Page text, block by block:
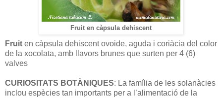
Fruit en càpsula dehiscent
Fruit en càpsula dehiscent ovoide, aguda i coriàcia del color
de la xocolata, amb llavors brunes que surten per 4 (6)
valves
CURIOSITATS BOTÀNIQUES: La família de les solanàcies
inclou espècies tan importants per a l’alimentació de la